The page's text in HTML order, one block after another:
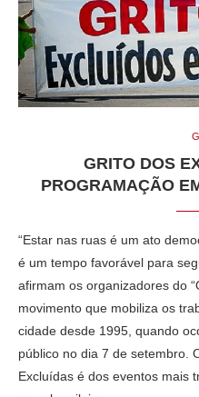
GRITO DOS
PROGRAMAÇÃO
“Estar nas ruas é um ato
é um tempo favorável para
afirmam os organizadores do
movimento que mobiliza os
cidade desde 1995, quando
público no dia 7 de setembro.
Excluídas é dos eventos mais